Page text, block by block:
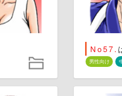
No57.
男性向け